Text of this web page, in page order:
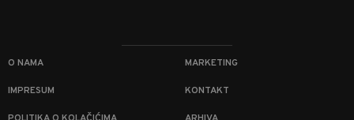
O NAMA MARKETING
IMPRESUM KONTAKT